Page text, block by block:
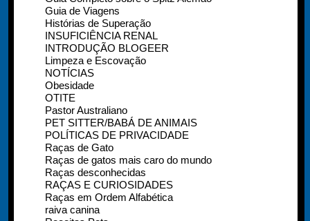
Guia de Viagens
Histórias de Superação
INSUFICIÊNCIA RENAL
INTRODUÇÃO BLOGEER
Limpeza e Escovação
NOTÍCIAS
Obesidade
OTITE
Pastor Australiano
PET SITTER/BABÁ DE ANIMAIS
POLÍTICAS DE PRIVACIDADE
Raças de Gato
Raças de gatos mais caro do mundo
Raças desconhecidas
RAÇAS E CURIOSIDADES
Raças em Ordem Alfabética
raiva canina